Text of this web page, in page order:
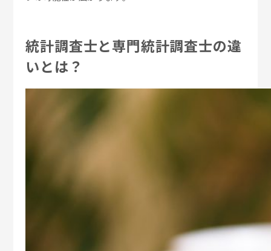
統計調査士と専門統計調査士の違
いとは？